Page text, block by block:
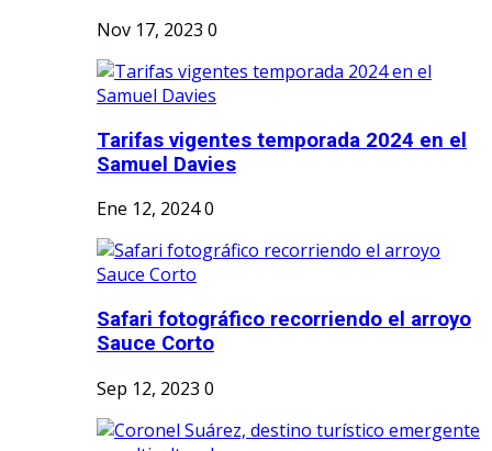
Nov 17, 2023 0
Tarifas vigentes temporada 2024 en el
Samuel Davies
Ene 12, 20240
Safari fotográfico recorriendo el arroyo
Sauce Corto
Sep 12, 2023 0